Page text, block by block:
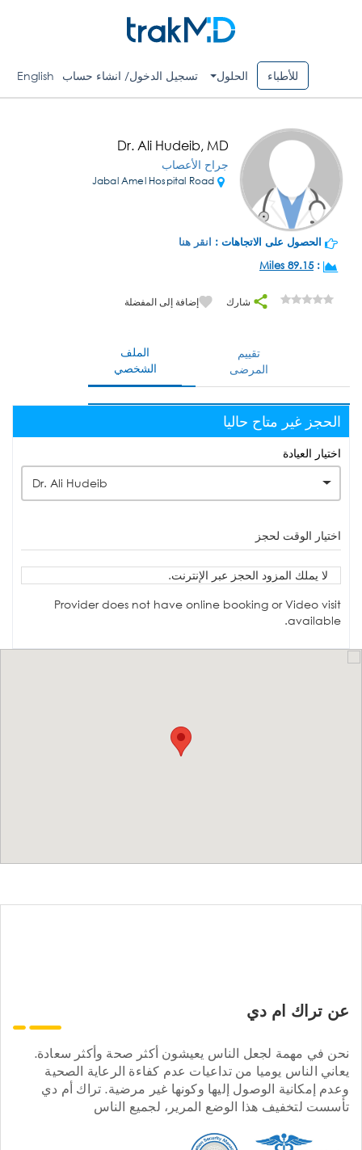
للأطباء الحلول تسجيل الدخول/ انشاء حساب English
Dr. Ali Hudeib, MD
جراح الأعصاب
الحصول على الاتجاهات : انقر هنا
:
89.15 Miles
شارك إضافة إلى المفضلة
الملف
الشخصي
تقييم
المرضى
الحجز غير متاح حاليا
اختيار العيادة
Dr. Ali Hudeib
اختيار الوقت لحجز
لا يملك المزود الحجز عبر الإنترنت.
Provider does not have online booking or Video visit
available.
عن تراك ام دي
نحن في مهمة لجعل الناس يعيشون أكثر صحة وأكثر سعادة.
يعاني الناس يوميا من تداعيات عدم كفاءة الرعاية الصحية
وعدم إمكانية الوصول إليها وكونها غير مرضية. تراك أم دي
تأسست لتخفيف هذا الوضع المرير، لجميع الناس